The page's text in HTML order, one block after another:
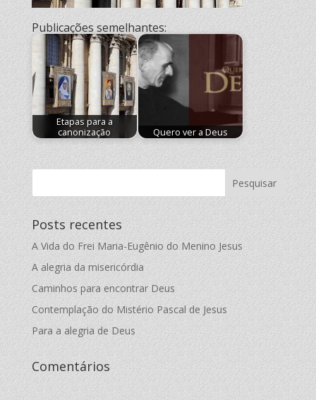
Publicações semelhantes:
Etapas para a
canonização
Quero ver a Deus
Posts recentes
A Vida do Frei Maria-Eugênio do Menino Jesus
A alegria da misericórdia
Caminhos para encontrar Deus
Contemplação do Mistério Pascal de Jesus
Para a alegria de Deus
Comentários